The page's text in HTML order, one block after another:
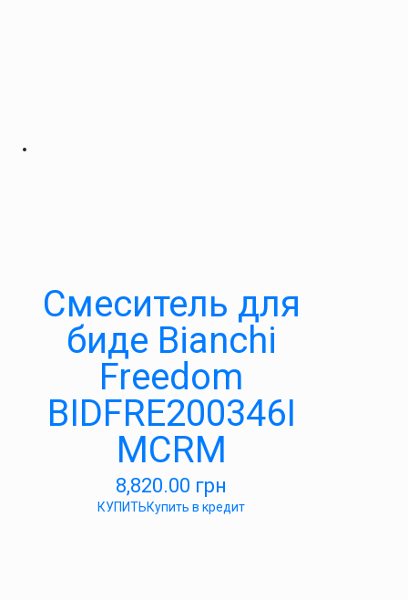
Смеситель для
биде Bianchi
Freedom
BIDFRE200346I
MCRM
8,820.00 грн
КУПИТЬКупить в кредит